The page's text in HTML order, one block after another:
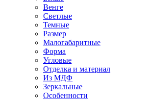
Венге
Светлые
Темные
Размер
Малогабаритные
Форма
Угловые
Отделка и материал
Из МДФ
Зеркальные
Особенности